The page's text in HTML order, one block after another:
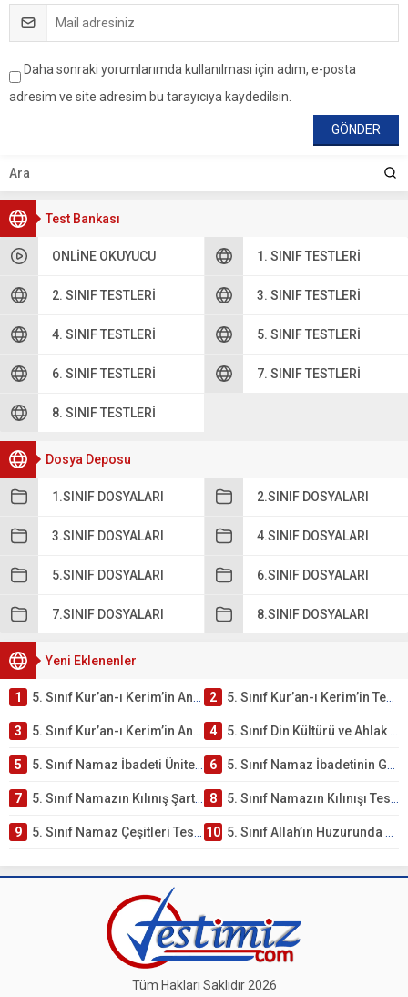
Test Bankası
ONLINE OKUYUCU 1. SINIF TESTLERI
2. SINIF TESTLERI 3. SINIF TESTLERI
4. SINIF TESTLERI 5. SINIF TESTLERI
6. SINIF TESTLERI 7. SINIF TESTLERI
8. SINIF TESTLERI
Dosya Deposu
1.SINIF DOSYALARI 2.SINIF DOSYALARI
3.SINIF DOSYALARI 4.SINIF DOSYALARI
5.SINIF DOSYALARI 6.SINIF DOSYALARI
7.SINIF DOSYALARI 8.SINIF DOSYALARI
Yeni Eklenenler
1 5. Sınıf Kur’an-ı Kerim’in Ana Konuları Testi – Online Çöz 2 5. Sınıf Kur’an-ı Kerim’in Temel Özellikleri ve Önemi Testi – Online Çöz
3 5. Sınıf Kur’an-ı Kerim’in Anlamı ve Önemi Testi – Online Çöz 4 5. Sınıf Din Kültürü ve Ahlak Bilgisi 2. Ünite: Namaz İbadeti Çalışmaları
5 5. Sınıf Namaz İbadeti Ünite Testi – Online Çöz 6 5. Sınıf Namaz İbadetinin Getirdiği Faydalar Testi
7 5. Sınıf Namazın Kılınış Şartları Testi 8 5. Sınıf Namazın Kılınışı Testi – Online Çöz
9 5. Sınıf Namaz Çeşitleri Testi – Online Çöz 10 5. Sınıf Allah’ın Huzurunda Olmak – Namaz İbadeti Testi
Daha sonraki yorumlarımda kullanılması için adım, e-posta
adresim ve site adresim bu tarayıcıya kaydedilsin.
Tüm Hakları Saklıdır 2026